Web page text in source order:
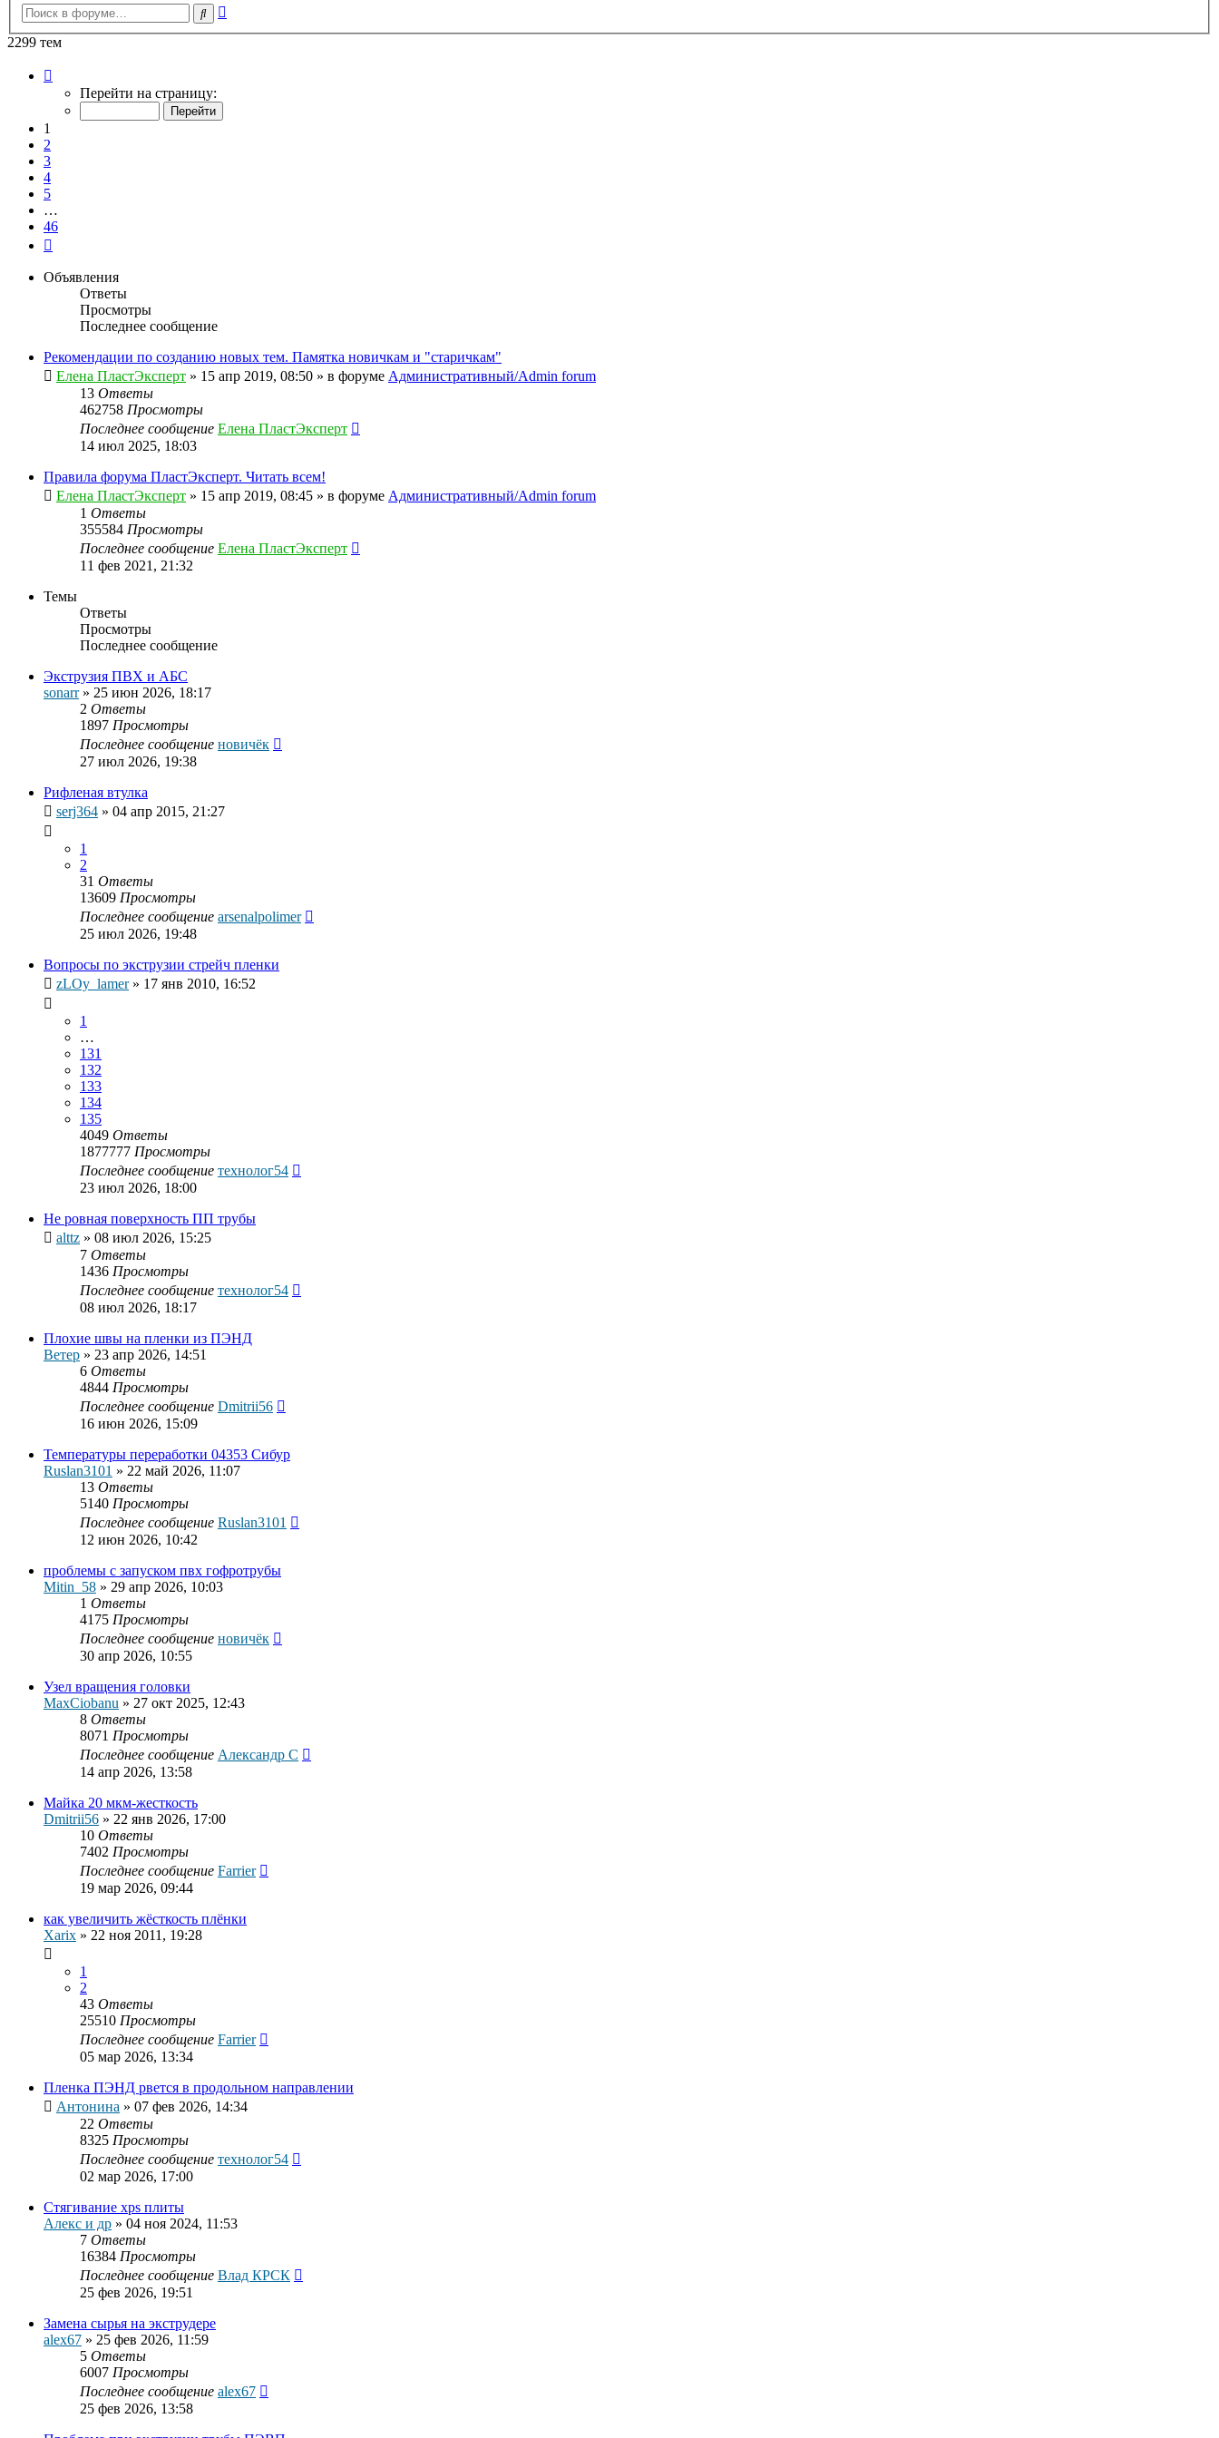
Поиск
2299 тем
Перейти на страницу:
1
2
3
4
5
…
46
Объявления
Ответы
Просмотры
Последнее сообщение
Рекомендации по созданию новых тем. Памятка новичкам и "старичкам"
Елена ПластЭксперт » 15 апр 2019, 08:50 » в форуме Административный/Admin forum
13 Ответы
462758 Просмотры
Последнее сообщение Елена ПластЭксперт
14 июл 2025, 18:03
Правила форума ПластЭксперт. Читать всем!
Елена ПластЭксперт » 15 апр 2019, 08:45 » в форуме Административный/Admin forum
1 Ответы
355584 Просмотры
Последнее сообщение Елена ПластЭксперт
11 фев 2021, 21:32
Темы
Ответы
Просмотры
Последнее сообщение
Экструзия ПВХ и АБС
sonarr» 25 июн 2026, 18:17
2 Ответы
1897 Просмотры
Последнее сообщение новичёк
27 июл 2026, 19:38
Рифленая втулка
serj364 » 04 апр 2015, 21:27
1
2
31 Ответы
13609 Просмотры
Последнее сообщение arsenalpolimer
25 июл 2026, 19:48
Вопросы по экструзии стрейч пленки
zLOy_lamer» 17 янв 2010, 16:52
1
…
131
132
133
134
135
4049 Ответы
1877777 Просмотры
Последнее сообщение технолог54
23 июл 2026, 18:00
Не ровная поверхность ПП трубы
alttz » 08 июл 2026, 15:25
7 Ответы
1436 Просмотры
Последнее сообщение технолог54
08 июл 2026, 18:17
Плохие швы на пленки из ПЭНД
Ветер » 23 апр 2026, 14:51
6 Ответы
4844 Просмотры
Последнее сообщение Dmitrii56
16 июн 2026, 15:09
Температуры переработки 04353 Сибур
Ruslan3101 » 22 май 2026, 11:07
13 Ответы
5140 Просмотры
Последнее сообщение Ruslan3101
12 июн 2026, 10:42
проблемы с запуском пвх гофротрубы
Mitin_58 » 29 апр 2026, 10:03
1 Ответы
4175 Просмотры
Последнее сообщение новичёк
30 апр 2026, 10:55
Узел вращения головки
MaxCiobanu » 27 окт 2025, 12:43
8 Ответы
8071 Просмотры
Последнее сообщение Александр С
14 апр 2026, 13:58
Майка 20 мкм-жесткость
Dmitrii56 » 22 янв 2026, 17:00
10 Ответы
7402 Просмотры
Последнее сообщение Farrier
19 мар 2026, 09:44
как увеличить жёсткость плёнки
Xarix » 22 ноя 2011, 19:28
1
2
43 Ответы
25510 Просмотры
Последнее сообщение Farrier
05 мар 2026, 13:34
Пленка ПЭНД рвется в продольном направлении
Антонина » 07 фев 2026, 14:34
22 Ответы
8325 Просмотры
Последнее сообщение технолог54
02 мар 2026, 17:00
Стягивание xps плиты
Алекс и др » 04 ноя 2024, 11:53
7 Ответы
16384 Просмотры
Последнее сообщение Влад КРСК
25 фев 2026, 19:51
Замена сырья на экструдере
alex67 » 25 фев 2026, 11:59
5 Ответы
6007 Просмотры
Последнее сообщение alex67
25 фев 2026, 13:58